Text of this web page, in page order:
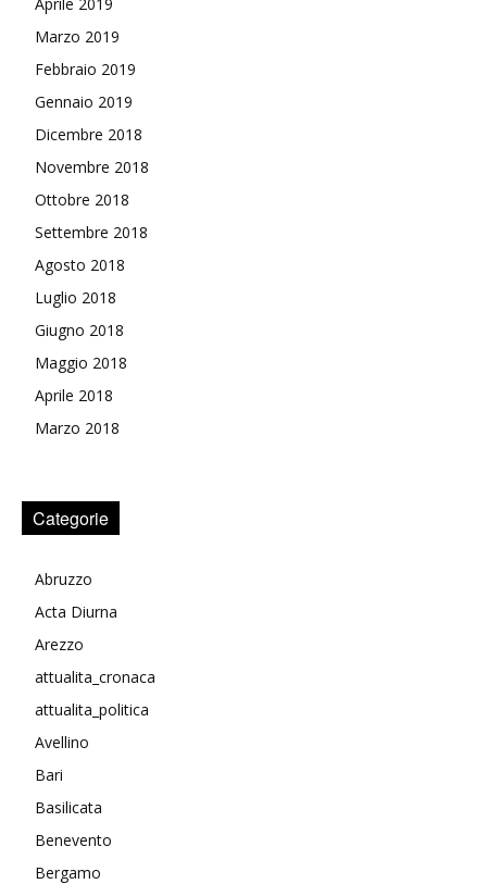
Marzo 2019
Febbraio 2019
Gennaio 2019
Dicembre 2018
Novembre 2018
Ottobre 2018
Settembre 2018
Agosto 2018
Luglio 2018
Giugno 2018
Maggio 2018
Aprile 2018
Marzo 2018
Categorie
Abruzzo
Acta Diurna
Arezzo
attualita_cronaca
attualita_politica
Avellino
Bari
Basilicata
Benevento
Bergamo